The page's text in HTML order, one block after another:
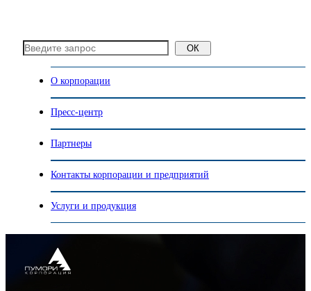
ОК
О корпорации
Пресс-центр
Партнеры
Контакты корпорации и предприятий
Услуги и продукция